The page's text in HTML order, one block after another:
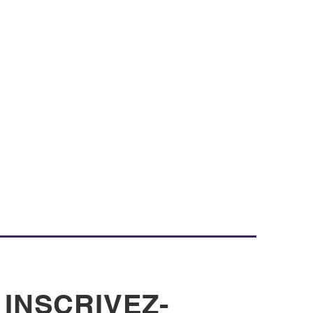
INSCRIVEZ-